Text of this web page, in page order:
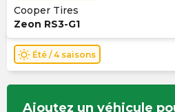
Cooper Tires
Zeon RS3-G1
wb_sunny Été / 4 saisons
Ajoutez un véhicule